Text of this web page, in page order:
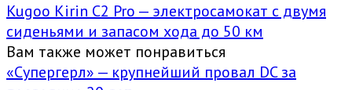
Kugoo Kirin C2 Pro — электросамокат с двумя
сиденьями и запасом хода до 50 км
Вам также может понравиться
«Супергерл» — крупнейший провал DC за